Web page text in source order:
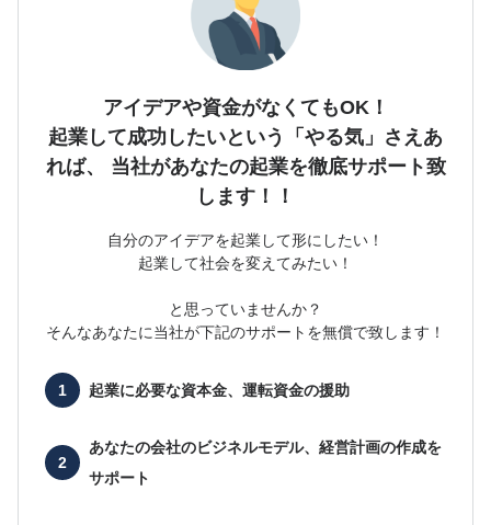
アイデアや資金がなくてもOK！
起業して成功したいという「やる気」さえあ
れば、
当社があなたの起業を徹底サポート致
します！！
自分のアイデアを起業して形にしたい！
起業して社会を変えてみたい！
と思っていませんか？
そんなあなたに当社が下記のサポートを無償で致します！
起業に必要な資本金、運転資金の援助
あなたの会社のビジネルモデル、経営計画の作成を
サポート